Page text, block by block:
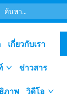
เกี่ยวกับเรา
ข่าวสาร
ภาพ วิดีโอ
ารบัญ
เหตุใดเครื่องน
ทางปัญญา:
จากหลักฐาน